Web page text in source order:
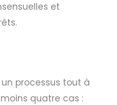
et
processus tout à
quatre cas :